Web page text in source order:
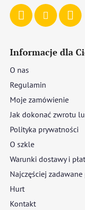
Informacje dla
O nas
Regulamin
Moje zamówienie
Jak dokonać zwrotu
Polityka prywatności
O szkle
Warunki dostawy i
Najczęściej
Hurt
Kontakt